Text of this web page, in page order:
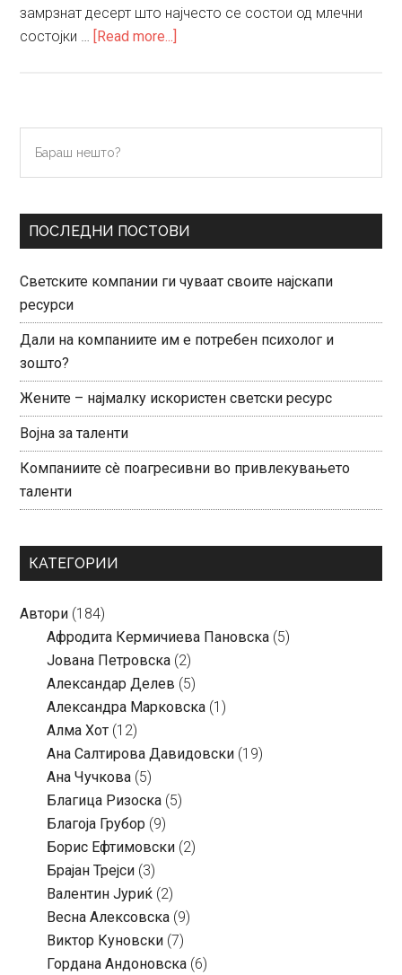
замрзнат десерт што најчесто се состои од млечни
состојки … [Read more...]
Primary
Sidebar
нешто?
ПОСЛЕДНИ ПОСТОВИ
Светските компании ги чуваат своите најскапи
ресурси
Дали на компаниите им е потребен психолог и
зошто?
Жените – најмалку искористен светски ресурс
Војна за таленти
Компаниите сè поагресивни во привлекувањето
таленти
КАТЕГОРИИ
Автори (184)
Aфродита Кермичиева Пановска (5)
Јована Петровска (2)
Александар Делев (5)
Александра Марковска (1)
Алма Хот (12)
Ана Салтирова Давидовски (19)
Ана Чучкова (5)
Благица Ризоска (5)
Благоја Грубор (9)
Борис Ефтимовски (2)
Брајан Трејси (3)
Валентин Јуриќ (2)
Весна Алексовска (9)
Виктор Куновски (7)
Гордана Андоновска (6)